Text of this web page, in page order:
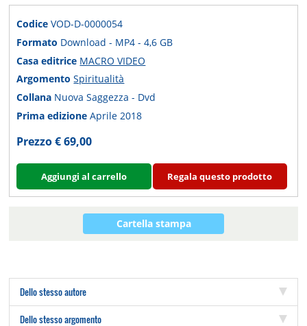
CodiceVOD-D-0000054
Formato Download - MP4 - 4,6 GB
Casa editrice MACRO VIDEO
ArgomentoSpiritualità
Collana Nuova Saggezza - Dvd
Prima edizioneAprile 2018
Prezzo € 69,00
Aggiungi al carrello Regala questo prodotto
Cartella stampa
Dello stesso autore
Dello stesso argomento